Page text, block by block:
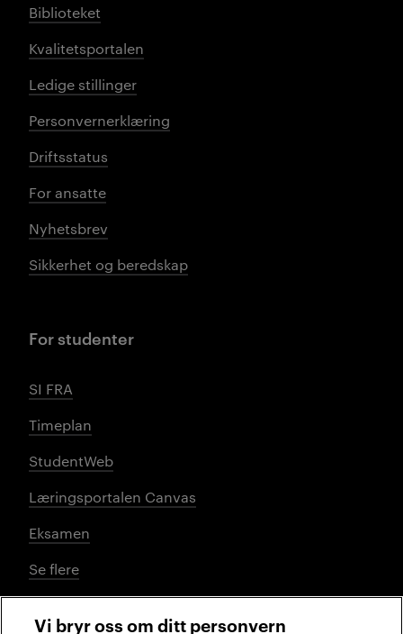
Biblioteket
Kvalitetsportalen
Ledige stillinger
Personvernerklæring
Driftsstatus
For ansatte
Nyhetsbrev
Sikkerhet og beredskap
For studenter
SI FRA
Timeplan
StudentWeb
Læringsportalen Canvas
Eksamen
Se flere
Vi bryr oss om ditt personvern